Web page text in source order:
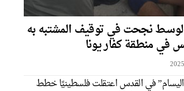
نجحت في توقيف المشتبه به
في منطقة كفار يونا
في القدس اعتقلت فلسطينيًا خطط